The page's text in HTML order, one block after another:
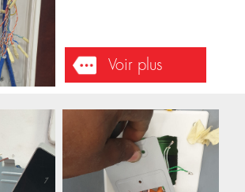
ELECTRONIQUES
Biométrie
Port Autonome de Kribi - 2023-04-
26
Installation des contrôles d'accès
et de bras de rappel portes.